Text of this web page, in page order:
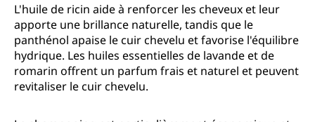
L'huile de ricin aide à renforcer les cheveux et leur
apporte une brillance naturelle, tandis que le
panthénol apaise le cuir chevelu et favorise l'équilibre
hydrique. Les huiles essentielles de lavande et de
romarin offrent un parfum frais et naturel et peuvent
revitaliser le cuir chevelu.